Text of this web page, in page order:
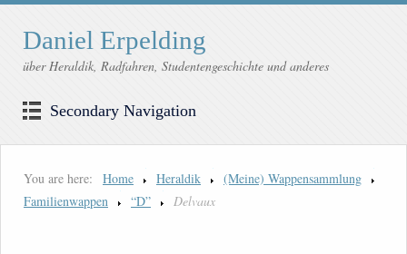
Daniel Erpelding
über Heraldik, Radfahren, Studentengeschichte und anderes
Secondary Navigation
You are here: Home Heraldik
(Meine) Wappensammlung
Familienwappen
“D” Delvaux